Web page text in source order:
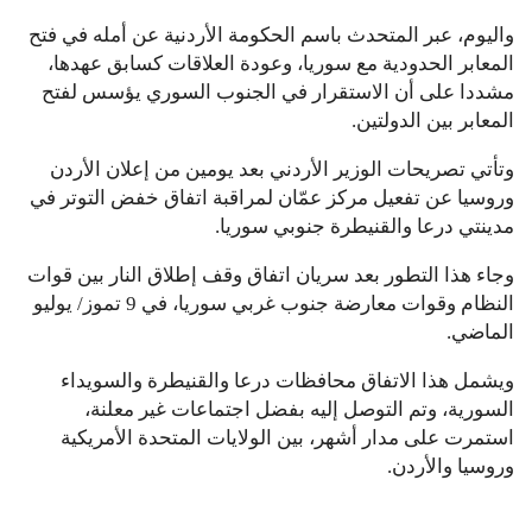
واليوم، عبر المتحدث باسم الحكومة الأردنية عن أمله في فتح
المعابر الحدودية مع سوريا، وعودة العلاقات كسابق عهدها،
مشددا على أن الاستقرار في الجنوب السوري يؤسس لفتح
المعابر بين الدولتين.
وتأتي تصريحات الوزير الأردني بعد يومين من إعلان الأردن
وروسيا عن تفعيل مركز عمّان لمراقبة اتفاق خفض التوتر في
مدينتي درعا والقنيطرة جنوبي سوريا.
وجاء هذا التطور بعد سريان اتفاق وقف إطلاق النار بين قوات
النظام وقوات معارضة جنوب غربي سوريا، في 9 تموز/ يوليو
الماضي.
ويشمل هذا الاتفاق محافظات درعا والقنيطرة والسويداء
السورية، وتم التوصل إليه بفضل اجتماعات غير معلنة،
استمرت على مدار أشهر، بين الولايات المتحدة الأمريكية
وروسيا والأردن.